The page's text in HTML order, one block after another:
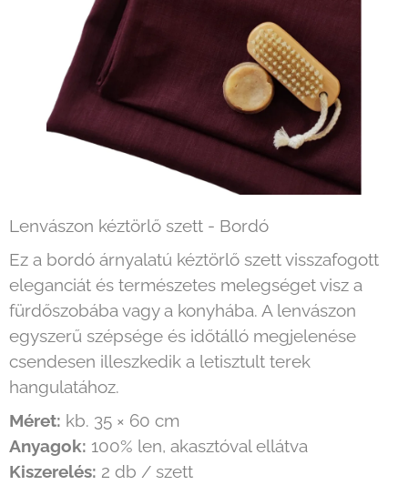
Lenvászon kéztörlő szett - Bordó
Ez a bordó árnyalatú kéztörlő szett visszafogott
eleganciát és természetes melegséget visz a
fürdőszobába vagy a konyhába. A lenvászon
egyszerű szépsége és időtálló megjelenése
csendesen illeszkedik a letisztult terek
hangulatához.
Méret: kb. 35 × 60 cm
Anyagok: 100% len, akasztóval ellátva
Kiszerelés: 2 db / szett